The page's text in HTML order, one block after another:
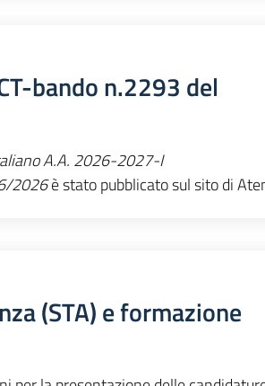
bando n.2293 del
A.A. 2026-2027-I
2026è stato pubblicato sul sito di
(STA) e formazione